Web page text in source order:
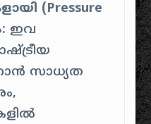
(Pressure
ഇവ
സാധ്യത